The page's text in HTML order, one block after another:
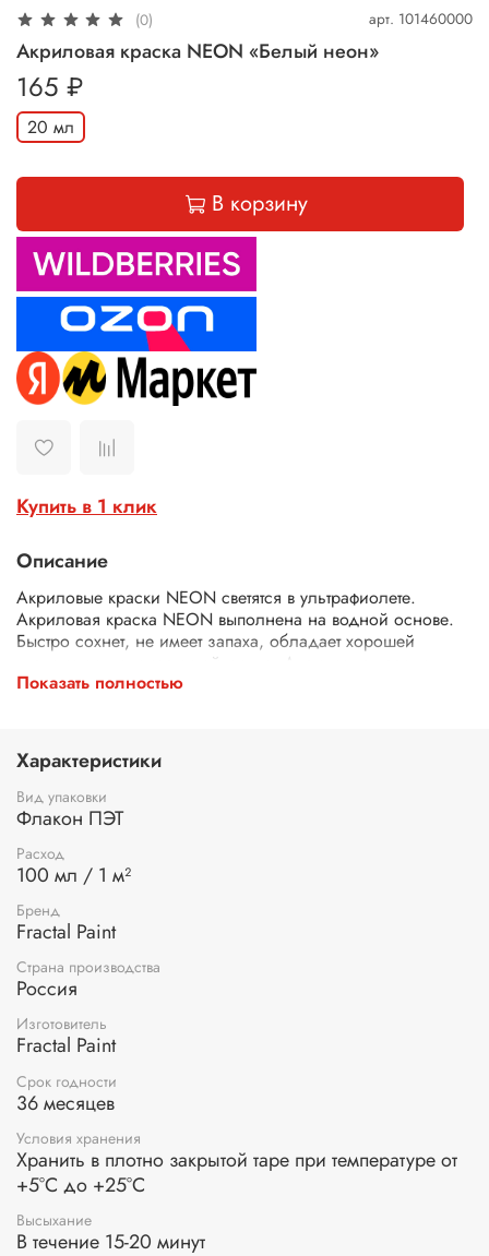
(0) арт. 101460000
Акриловая краска NEON «Белый неон»
165 ₽
20 мл
В корзину
Купить в 1 клик
Описание
Акриловые краски NEON светятся в ультрафиолете.
Акриловая краска NEON выполнена на водной основе.
Быстро сохнет, не имеет запаха, обладает хорошей
укрывистостью и светостойкостью. Акриловые краски
NEON подходят для декоративно-прикладных и
и других дизайнерских работах. Отлично ложатся на
различных поверхностях: холст, картон, дерево, стекло и
др. Краски смешиваются между собой в любых
соотношениях.
Применение:
взболтайте краску, разбавьте водой при необходимости.
Нанесите краску на поверхность синтетической кистью
или с помощью губки. Краска сохнет в течение 15-20
минут. По окончании работ промойте инструменты под
теплой водой.
Показать полностью
Характеристики
Вид упаковки
Флакон ПЭТ
Расход
100 мл / 1 м²
Бренд
Fractal Paint
Страна производства
Россия
Изготовитель
Fractal Paint
Срок годности
36 месяцев
Условия хранения
Хранить в плотно закрытой таре при температуре от
+5°С до +25°С
Высыхание
В течение 15-20 минут